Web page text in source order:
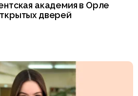
академия в Орле
дверей